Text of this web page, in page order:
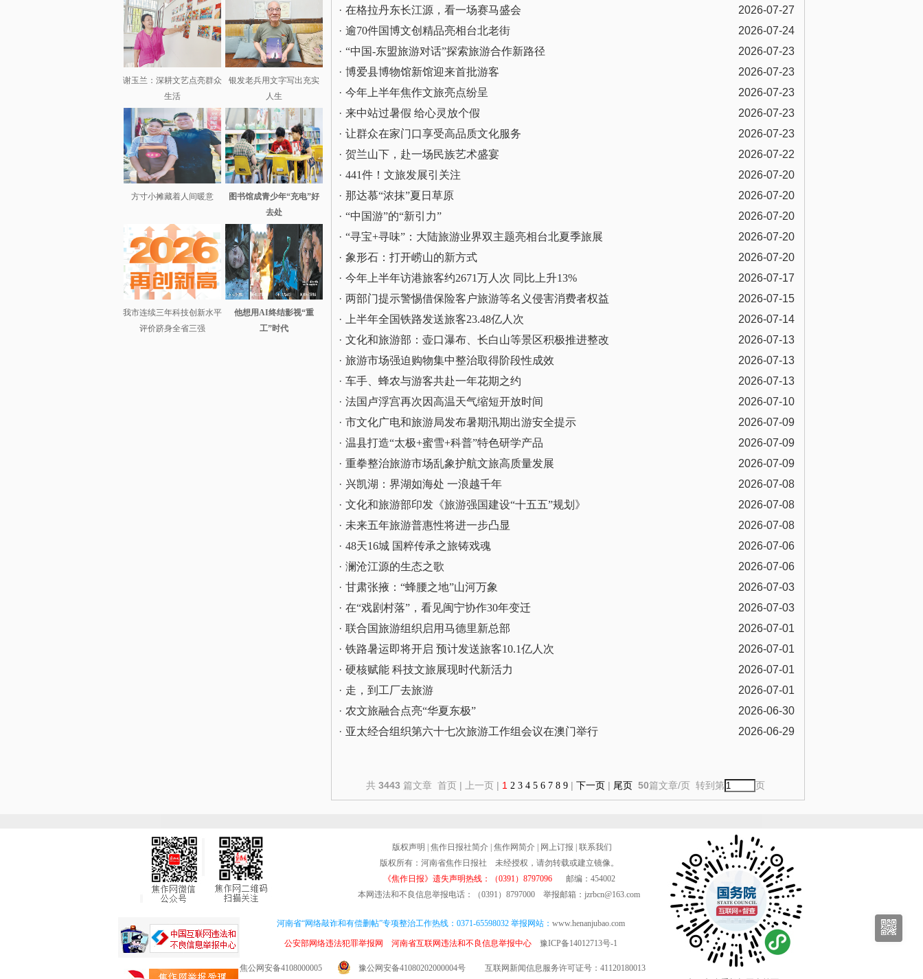
谢玉兰：深耕文艺点亮群众
生活
银发老兵用文字写出充实
人生
方寸小摊藏着人间暖意
图书馆成青少年“充电”好
去处
我市连续三年科技创新水平
评价跻身全省三强
他想用AI终结影视“重
工”时代
· 在格拉丹东长江源，看一场赛马盛会
2026-07-27
· 逾70件国博文创精品亮相台北老街
2026-07-24
· “中国-东盟旅游对话”探索旅游合作新路径
2026-07-23
· 博爱县博物馆新馆迎来首批游客
2026-07-23
· 今年上半年焦作文旅亮点纷呈
2026-07-23
· 来中站过暑假 给心灵放个假
2026-07-23
· 让群众在家门口享受高品质文化服务
2026-07-23
· 贺兰山下，赴一场民族艺术盛宴
2026-07-22
· 441件！文旅发展引关注
2026-07-20
· 那达慕“浓抹”夏日草原
2026-07-20
· “中国游”的“新引力”
2026-07-20
· “寻宝+寻味”：大陆旅游业界双主题亮相台北夏季旅展
2026-07-20
· 象形石：打开崂山的新方式
2026-07-20
· 今年上半年访港旅客约2671万人次 同比上升13%
2026-07-17
· 两部门提示警惕借保险客户旅游等名义侵害消费者权益
2026-07-15
·
上半年全国铁路发送旅客23.48亿人次
2026-07-14
· 文化和旅游部：壶口瀑布、长白山等景区积极推进整改
2026-07-13
· 旅游市场强迫购物集中整治取得阶段性成效
2026-07-13
· 车手、蜂农与游客共赴一年花期之约
2026-07-13
· 法国卢浮宫再次因高温天气缩短开放时间
2026-07-10
· 市文化广电和旅游局发布暑期汛期出游安全提示
2026-07-09
· 温县打造“太极+蜜雪+科普”特色研学产品
2026-07-09
· 重拳整治旅游市场乱象护航文旅高质量发展
2026-07-09
· 兴凯湖：界湖如海处 一浪越千年
2026-07-08
· 文化和旅游部印发《旅游强国建设“十五五”规划》
2026-07-08
· 未来五年旅游普惠性将进一步凸显
2026-07-08
· 48天16城 国粹传承之旅铸戏魂
2026-07-06
· 澜沧江源的生态之歌
2026-07-06
· 甘肃张掖：“蜂腰之地”山河万象
2026-07-03
· 在“戏剧村落”，看见闽宁协作30年变迁
2026-07-03
· 联合国旅游组织启用马德里新总部
2026-07-01
· 铁路暑运即将开启 预计发送旅客10.1亿人次
2026-07-01
· 硬核赋能 科技文旅展现时代新活力
2026-07-01
· 走，到工厂去旅游
2026-07-01
· 农文旅融合点亮“华夏东极”
2026-06-30
· 亚太经合组织第六十七次旅游工作组会议在澳门举行 2026-06-29
共 3443 篇文章 首页 | 上一页 | 1 2 3 4 5 6 7 8 9| 下一页| 尾页 50篇文章/页 转到第 页
版权声明 焦作日报社简介| 焦作网简介| 网上订报
联系我们
版权所有：河南省焦作日报社 未经授权，请勿转载或建立镜像。
《焦作日报》遗失声明热线：（0391）8797096
邮编：454002
本网违法和不良信息举报电话：（0391）8797000 举报邮箱：jzrbcn@163.com
河南省“网络敲诈和有偿删帖”专项整治工作热线：0371-65598032 举报网站： www.henanjubao.com
公安部网络违法犯罪举报网 河南省互联网违法和不良信息举报中心 豫ICP备14012713号-1
焦公网安备4108000005 豫公网安备41080202000004号
互联网新闻信息服务许可证号：41120180013